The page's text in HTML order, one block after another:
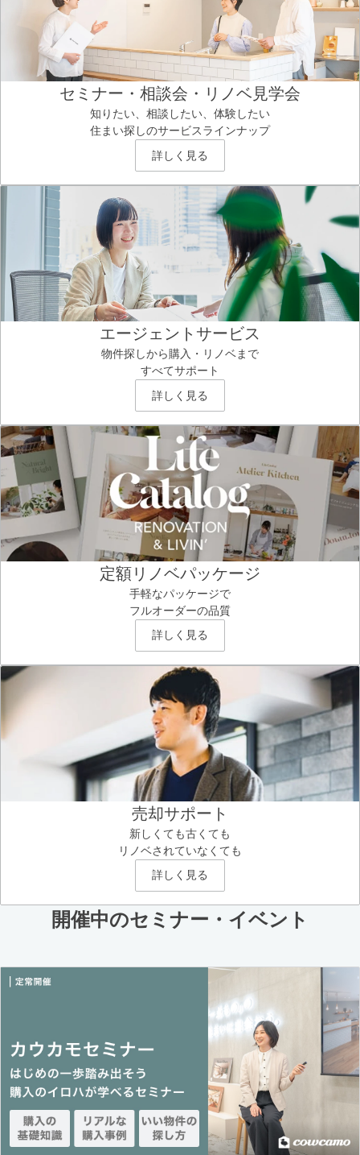
セミナー・相談会・リノベ見学会
知りたい、相談したい、体験したい
住まい探しのサービスラインナップ
詳しく見る
エージェントサービス
物件探しから購入・リノベまで
すべてサポート
詳しく見る
定額リノベパッケージ
手軽なパッケージで
フルオーダーの品質
詳しく見る
売却サポート
新しくても古くても
リノベされていなくても
詳しく見る
開催中のセミナー・イベント